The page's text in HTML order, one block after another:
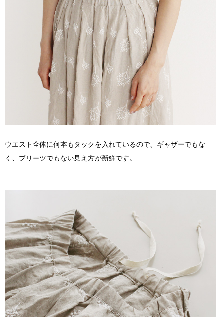
ウエスト全体に何本もタックを入れているので、ギャザーでもな
く、プリーツでもない見え方が新鮮です。